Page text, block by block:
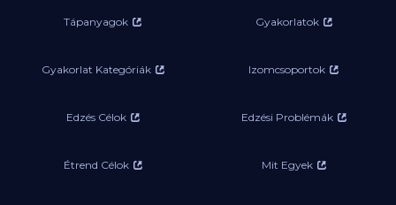
Tápanyagok Gyakorlatok
Gyakorlat Kategóriák Izomcsoportok
Edzés Célok Edzési Problémák
Étrend Célok Mit Egyek